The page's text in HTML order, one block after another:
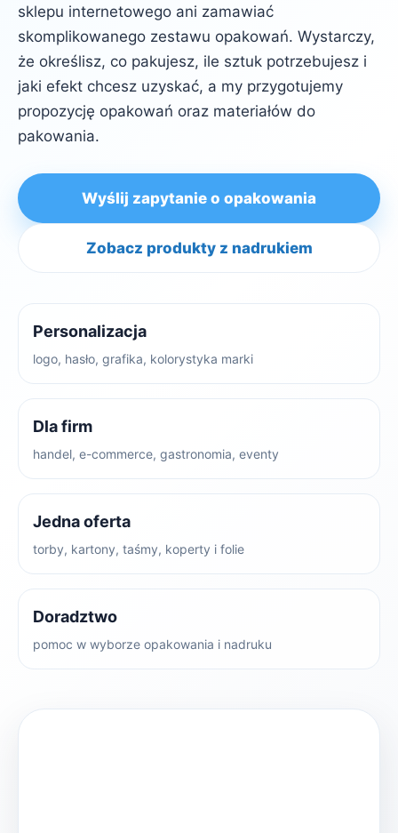
sklepu internetowego ani zamawiać
skomplikowanego zestawu opakowań. Wystarczy,
że określisz, co pakujesz, ile sztuk potrzebujesz i
jaki efekt chcesz uzyskać, a my przygotujemy
propozycję opakowań oraz materiałów do
pakowania.
Wyślij zapytanie o opakowania
Zobacz produkty z nadrukiem
Personalizacja
logo, hasło, grafika, kolorystyka marki
Dla firm
handel, e-commerce, gastronomia, eventy
Jedna oferta
torby, kartony, taśmy, koperty i folie
Doradztwo
pomoc w wyborze opakowania i nadruku